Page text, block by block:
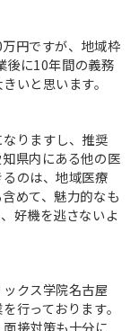
円ですが、地域枠
後に10年間の義務
いと思います。
りますし、推奨
県内にある他の医
のは、地域医療
めて、魅力的なも
好機を逃さないよ
クス学院名古屋
行っております。
接対策も十分に